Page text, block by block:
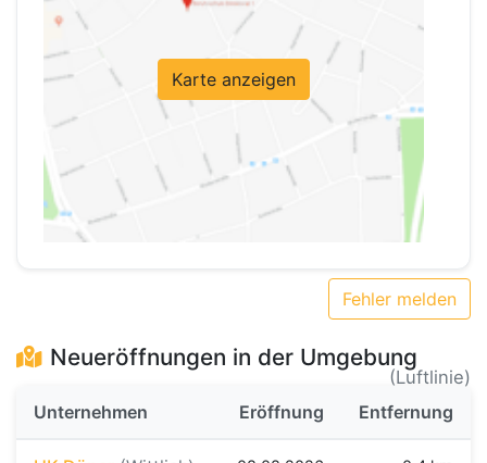
Karte anzeigen
Fehler melden
Neueröffnungen in der Umgebung
(Luftlinie)
Unternehmen
Eröffnung Entfernung